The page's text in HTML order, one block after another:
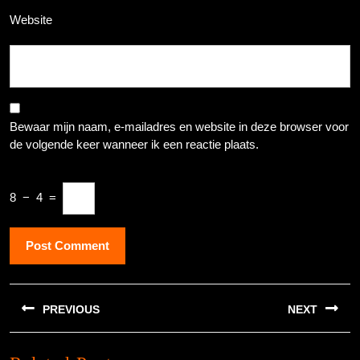
Website
Bewaar mijn naam, e-mailadres en website in deze browser voor
de volgende keer wanneer ik een reactie plaats.
8 − 4 =
Berichtnavigatie
PREVIOUS NEXT